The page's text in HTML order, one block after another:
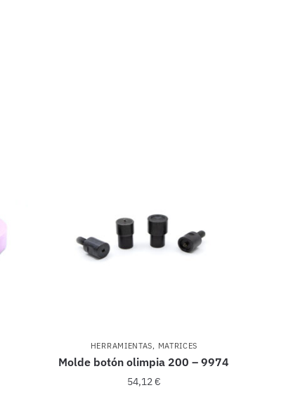
HERRAMIENTAS, MATRICES
Molde botón olimpia 200 – 9974
54,12 €